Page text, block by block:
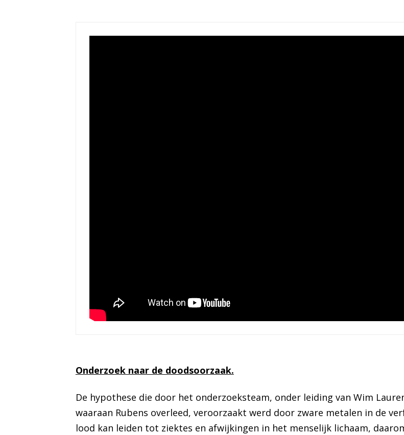
Onderzoek naar de doodsoorzaak.
De hypothese die door het onderzoeksteam, onder leiding van Wim
waaraan Rubens overleed, veroorzaakt werd door zware metalen in de
lood kan leiden tot ziektes en afwijkingen in het menselijk lichaam,